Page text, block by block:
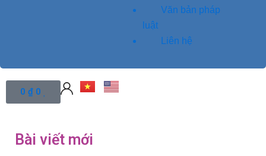
Văn bản pháp
luật
Liên hệ
0 ₫ 0
Cart
Bài viết mới